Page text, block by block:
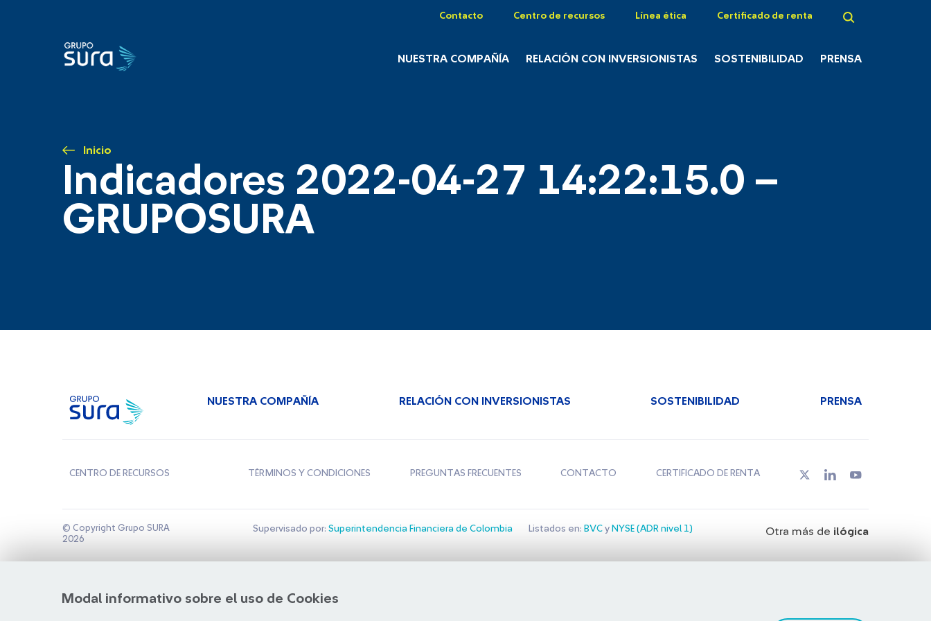
Contacto Centro de recursos Línea ética Certificado de renta
NUESTRA COMPAÑÍA RELACIÓN CON INVERSIONISTAS SOSTENIBILIDAD PRENSA
Inicio
Indicadores 2022-04-27 14:22:15.0 –
GRUPOSURA
Modal informativo sobre el uso de Cookies
NUESTRA COMPAÑÍA RELACIÓN CON INVERSIONISTAS SOSTENIBILIDAD PRENSA
CENTRO DE RECURSOS TÉRMINOS Y CONDICIONES PREGUNTAS FRECUENTES CONTACTO CERTIFICADO DE RENTA
© Copyright Grupo SURA
2026
Supervisado por: Superintendencia Financiera de Colombia Listados en: BVCy NYSE (ADR nivel 1) Otra más de ilógica